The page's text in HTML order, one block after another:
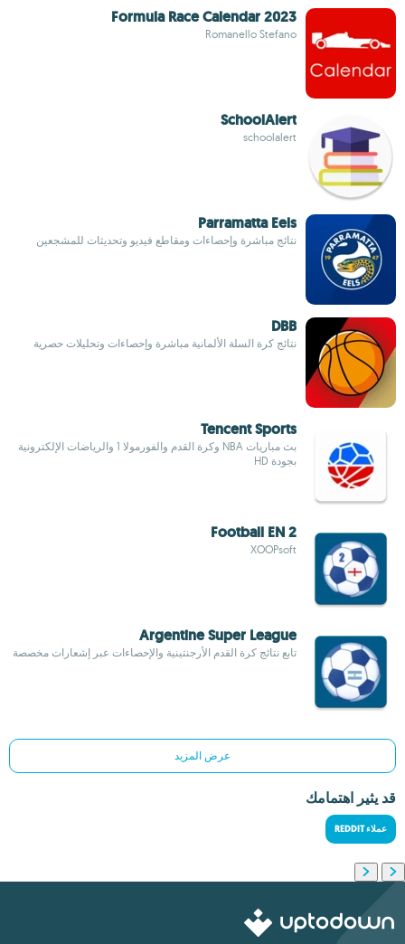
Formula Race Calendar 2023
Romanello Stefano
SchoolAlert
schoolalert
Parramatta Eels
نتائج مباشرة وإحصاءات ومقاطع فيديو وتحديثات للمشجعين
DBB
نتائج كرة السلة الألمانية مباشرة وإحصاءات وتحليلات حصرية
Tencent Sports
بث مباريات NBA وكرة القدم والفورمولا 1 والرياضات الإلكترونية
بجودة HD
Football EN 2
XOOPsoft
Argentine Super League
تابع نتائج كرة القدم الأرجنتينية والإحصاءات عبر إشعارات مخصصة
عرض المزيد
قد يثير اهتمامك
عملاء REDDIT